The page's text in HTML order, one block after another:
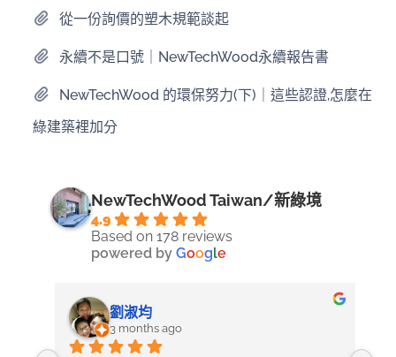
從一份詢價的塑木規範談起
永續不是口號｜NewTechWood永續報告書
NewTechWood 的環保努力(下)｜這些認證,怎麼在
綠建築裡加分
NewTechWood Taiwan/新綠境
4.9
Based on 178 reviews
powered byGoogle
劉淑均
3 months ago